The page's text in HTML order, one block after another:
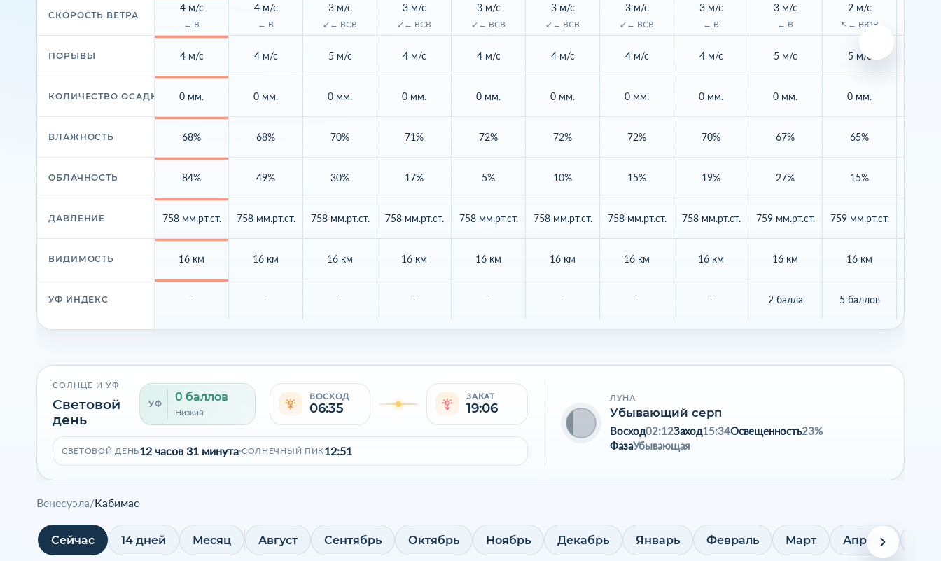
СКОРОСТЬ ВЕТРА
ПОРЫВЫ
КОЛИЧЕСТВО ОСАДКОВ
ВЛАЖНОСТЬ
ОБЛАЧНОСТЬ
ДАВЛЕНИЕ
ВИДИМОСТЬ
УФ ИНДЕКС
4 м/с
← В
4 м/с
0 мм.
68%
84%
758 мм.рт.ст.
16 км
-
4 м/с
← В
4 м/с
0 мм.
68%
49%
758 мм.рт.ст.
16 км
-
3 м/с
↙← ВСВ
5 м/с
0 мм.
70%
30%
758 мм.рт.ст.
16 км
-
3 м/с
↙← ВСВ
4 м/с
0 мм.
71%
17%
758 мм.рт.ст.
16 км
-
3 м/с
↙← ВСВ
4 м/с
0 мм.
72%
5%
758 мм.рт.ст.
16 км
-
3 м/с
↙← ВСВ
4 м/с
0 мм.
72%
10%
758 мм.рт.ст.
16 км
-
3 м/с
↙← ВСВ
4 м/с
0 мм.
72%
15%
758 мм.рт.ст.
16 км
-
3 м/с
← В
4 м/с
0 мм.
70%
19%
758 мм.рт.ст.
16 км
-
3 м/с
← В
5 м/с
0 мм.
67%
27%
759 мм.рт.ст.
16 км
2 балла
2 м/с
↖← ВЮВ
5 м/с
0 мм.
65%
15%
759 мм.рт.ст.
16 км
5 баллов
СОЛНЦЕ И УФ
Световой
день
УФ
0 баллов
Низкий
ВОСХОД
06:35
ЗАКАТ
19:06
СВЕТОВОЙ ДЕНЬ12 часов 31 минута СОЛНЕЧНЫЙ ПИК12:51
ЛУНА
Убывающий серп
Восход02:12Заход15:34Освещенность23%
ФазаУбывающая
Венесуэла/Кабимас
Сейчас 14 дней Месяц Август Сентябрь Октябрь Ноябрь Декабрь Январь Февраль Март Апрель